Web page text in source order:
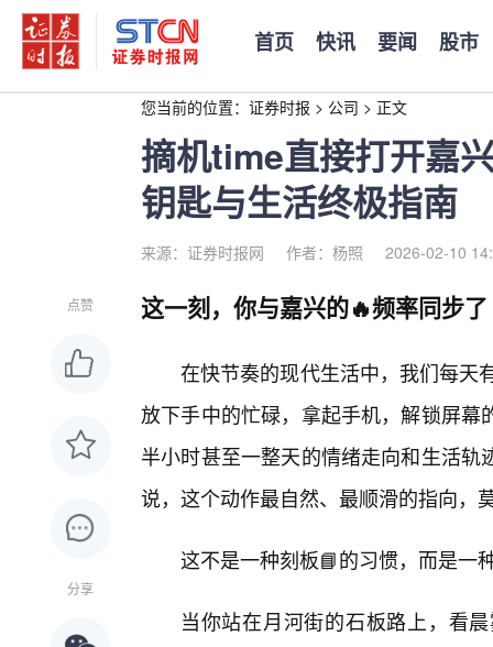
首页 快讯 要闻 股市
您当前的位置： 证券时报 > 公司 > 正文
摘机time直接打开嘉
钥匙与生活终极指南
来源：证券时报网 作者：杨照 2026-02-10
点赞
分享
这一刻，你与嘉兴的🔥频率同步了
在快节奏的现代生活中，我们每天
放下手中的忙碌，拿起手机，解锁屏
半小时甚至一整天的情绪走向和生活
说，这个动作最自然、最顺滑的指向，
这不是一种刻板📘的习惯，而是一
当你站在月河街的石板路上，看